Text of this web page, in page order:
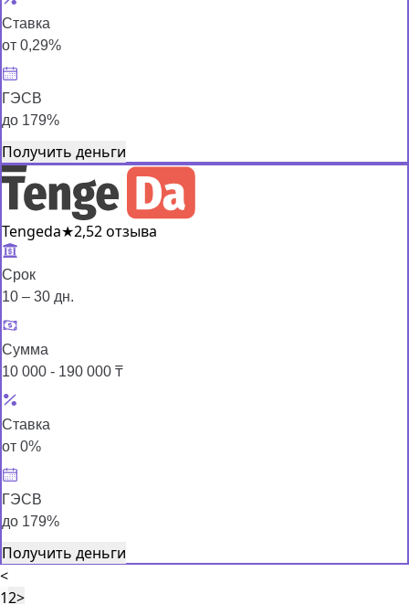
Ставка
от 0,29%
ГЭСВ
до 179%
Получить деньги
Tengeda★2,52 отзыва
Срок
10 – 30 дн.
Сумма
10 000 - 190 000 ₸
Ставка
от 0%
ГЭСВ
до 179%
Получить деньги
<
12>